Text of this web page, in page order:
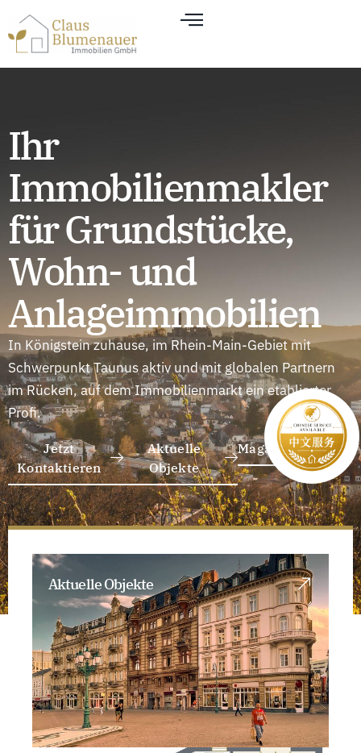
Ihr
Immobilienmakler
für Grundstücke,
Wohn- und
Anlageimmobilien
In Königstein zuhause, im Rhein-Main-Gebiet mit
Schwerpunkt Taunus aktiv und mit globalen Partnern
im Rücken, auf dem Immobilienmarkt ein etablierter
Profi.
Jetzt
Kontaktieren
Aktuelle
Objekte
Magazin
Aktuelle Objekte